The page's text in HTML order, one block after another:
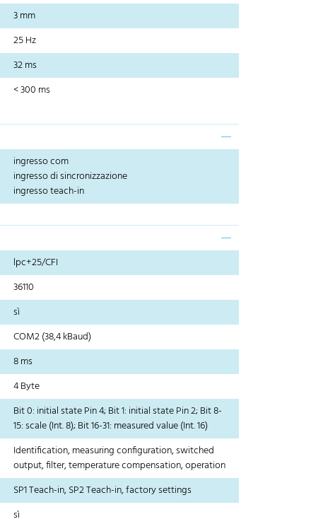
3 mm
25 Hz
32 ms
< 300 ms
ingresso com
ingresso di sincronizzazione
ingresso teach-in
lpc+25/CFI
36110
sì
COM2 (38,4 kBaud)
8 ms
4 Byte
Bit 0: initial state Pin 4; Bit 1: initial state Pin 2; Bit 8-
15: scale (Int. 8); Bit 16-31: measured value (Int. 16)
Identification, measuring configuration, switched
output, filter, temperature compensation, operation
SP1 Teach-in, SP2 Teach-in, factory settings
sì